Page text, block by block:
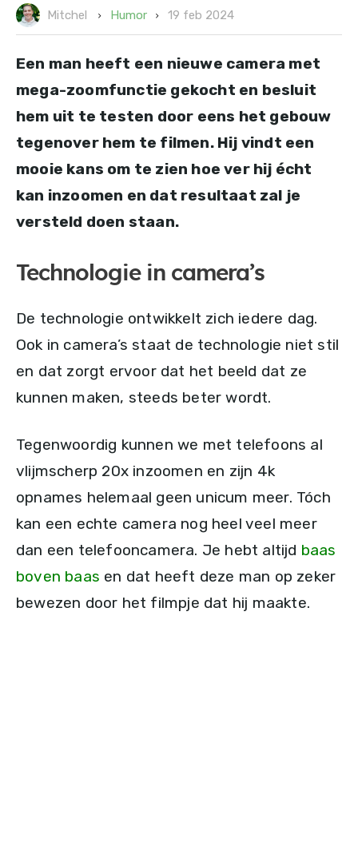
Mitchel Humor 19 feb 2024
Een man heeft een nieuwe camera met
mega-zoomfunctie gekocht en besluit
hem uit te testen door eens het gebouw
tegenover hem te filmen. Hij vindt een
mooie kans om te zien hoe ver hij écht
kan inzoomen en dat resultaat zal je
versteld doen staan.
Technologie in camera’s
De technologie ontwikkelt zich iedere dag.
Ook in camera’s staat de technologie niet stil
en dat zorgt ervoor dat het beeld dat ze
kunnen maken, steeds beter wordt.
Tegenwoordig kunnen we met telefoons al
vlijmscherp 20x inzoomen en zijn 4k
opnames helemaal geen unicum meer. Tóch
kan een echte camera nog heel veel meer
dan een telefooncamera. Je hebt altijd baas
boven baas en dat heeft deze man op zeker
bewezen door het filmpje dat hij maakte.